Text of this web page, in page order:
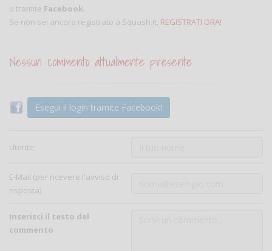
o tramite Facebook.
Se non sei ancora registrato a Squash.it, REGISTRATI ORA!
Nessun commento attualmente presente
Esegui il login tramite Facebook!
Utente:
E-Mail (per ricevere l'avviso di
risposta)
Inserisci il testo del
commento